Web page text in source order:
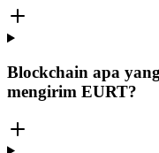
Blockchain apa
mengirim EURT?